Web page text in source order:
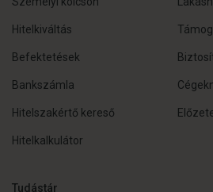
Hitelkiváltás
Befektetések
Bankszámla
Hitelszakértő kereső
Hitelkalkulátor
Tudástár